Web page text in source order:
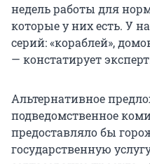
недель работы для
которые у них есть. У
серий: «кораблей»,
— констатирует
Альтернативное
подведомственное
предоставляло бы
государственную